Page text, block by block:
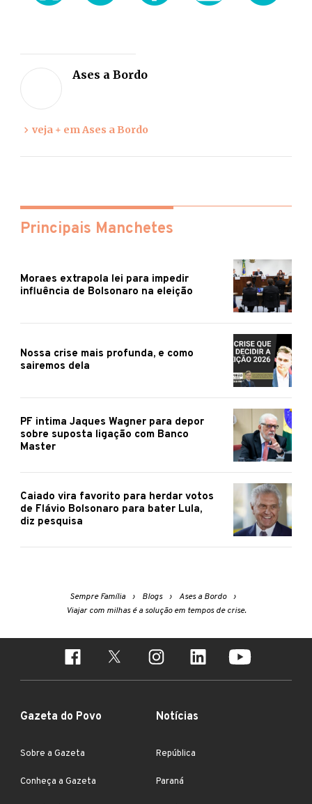
Ases a Bordo
veja + em Ases a Bordo
Principais Manchetes
Moraes extrapola lei para impedir
influência de Bolsonaro na eleição
Nossa crise mais profunda, e como
sairemos dela
PF intima Jaques Wagner para depor
sobre suposta ligação com Banco
Master
Caiado vira favorito para herdar votos
de Flávio Bolsonaro para bater Lula,
diz pesquisa
Sempre Família Blogs
Ases a Bordo
Viajar com milhas é a solução em tempos de crise.
Gazeta do Povo
Sobre a Gazeta
Conheça a Gazeta
Notícias
República
Paraná